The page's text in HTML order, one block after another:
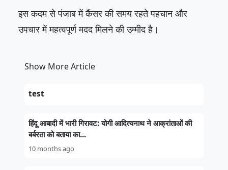
इस कदम से पंजाब में कैंसर की समय रहते पहचान और
उपचार में महत्वपूर्ण मदद मिलने की उम्मीद है।
Show More Article
test
हिंदू आबादी में भारी गिरावट: योगी आदित्यनाथ ने आक्रांताओं की
बर्बरता को बताया का...
10 months ago